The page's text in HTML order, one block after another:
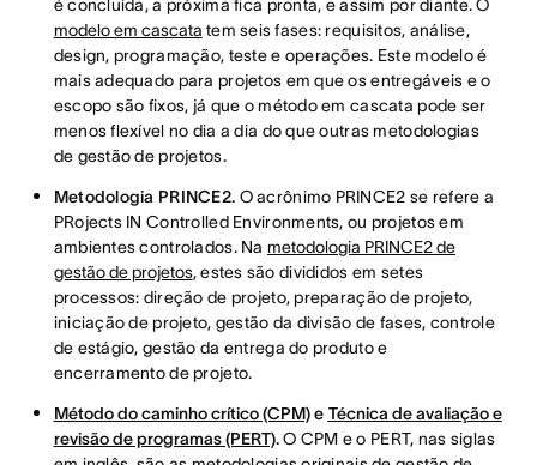
é concluída, a próxima fica pronta, e assim por diante. O
modelo em cascata tem seis fases: requisitos, análise,
design, programação, teste e operações. Este modelo é
mais adequado para projetos em que os entregáveis e o
escopo são fixos, já que o método em cascata pode ser
menos flexível no dia a dia do que outras metodologias
de gestão de projetos.
Metodologia PRINCE2. O acrônimo PRINCE2 se refere a
PRojects IN Controlled Environments, ou projetos em
ambientes controlados. Na metodologia PRINCE2 de
gestão de projetos, estes são divididos em setes
processos: direção de projeto, preparação de projeto,
iniciação de projeto, gestão da divisão de fases, controle
de estágio, gestão da entrega do produto e
encerramento de projeto.
Método do caminho crítico (CPM)e Técnica de avaliação e
revisão de programas (PERT).O CPM e o PERT, nas siglas